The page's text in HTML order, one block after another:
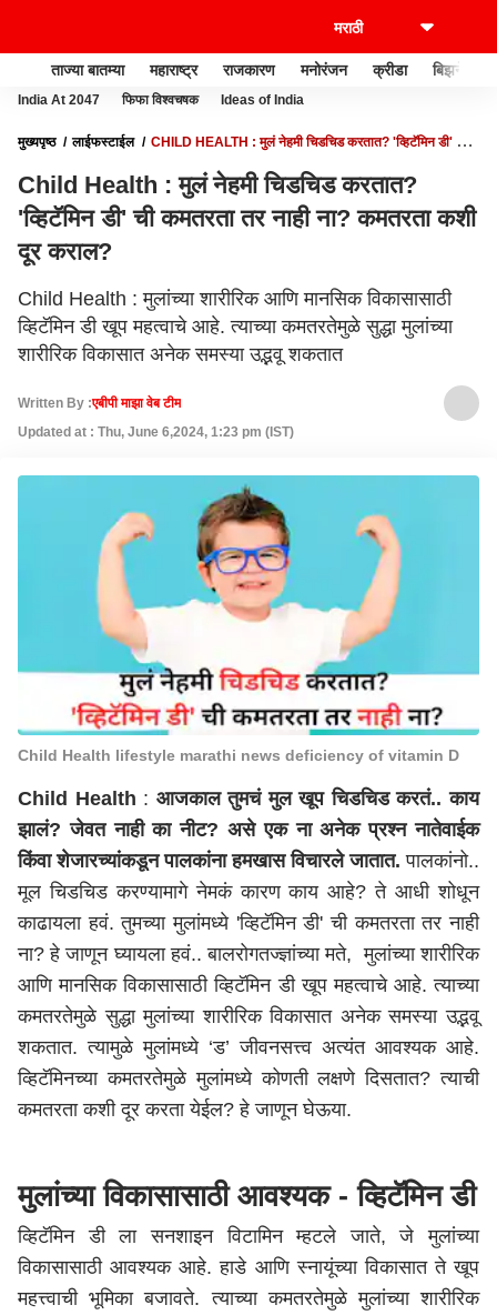
ताज्या बातम्या महाराष्ट्र राजकारण मनोरंजन क्रीडा बिझनेस
India At 2047 फिफा विश्वचषक Ideas of India
मुख्यपृष्ठ लाईफस्टाईल
CHILD HEALTH : मुलं नेहमी चिडचिड करतात? 'व्हिटॅमिन डी' ची
Child Health : मुलं नेहमी चिडचिड करतात?
'व्हिटॅमिन डी' ची कमतरता तर नाही ना? कमतरता कशी
दूर कराल?
Child Health : मुलांच्या शारीरिक आणि मानसिक विकासासाठी
व्हिटॅमिन डी खूप महत्वाचे आहे. त्याच्या कमतरतेमुळे सुद्धा मुलांच्या
शारीरिक विकासात अनेक समस्या उद्भवू शकतात
Written By :एबीपी माझा वेब टीम
Updated at : Thu, June 6,2024, 1:23 pm (IST)
Child Health lifestyle marathi news deficiency of vitamin D
Child Health : आजकाल तुमचं मुल खूप चिडचिड करतं.. काय
झालं? जेवत नाही का नीट? असे एक ना अनेक प्रश्न नातेवाईक
किंवा शेजारच्यांकडून पालकांना हमखास विचारले जातात. पालकांनो..
मूल चिडचिड करण्यामागे नेमकं कारण काय आहे? ते आधी शोधून
काढायला हवं. तुमच्या मुलांमध्ये 'व्हिटॅमिन डी' ची कमतरता तर नाही
ना? हे जाणून घ्यायला हवं.. बालरोगतज्ज्ञांच्या मते, मुलांच्या शारीरिक
आणि मानसिक विकासासाठी व्हिटॅमिन डी खूप महत्वाचे आहे. त्याच्या
कमतरतेमुळे सुद्धा मुलांच्या शारीरिक विकासात अनेक समस्या उद्भवू
शकतात. त्यामुळे मुलांमध्ये ‘ड’ जीवनसत्त्व अत्यंत आवश्यक आहे.
व्हिटॅमिनच्या कमतरतेमुळे मुलांमध्ये कोणती लक्षणे दिसतात? त्याची
कमतरता कशी दूर करता येईल? हे जाणून घेऊया.
मुलांच्या विकासासाठी आवश्यक - व्हिटॅमिन डी
व्हिटॅमिन डी ला सनशाइन विटामिन म्हटले जाते, जे मुलांच्या
विकासासाठी आवश्यक आहे. हाडे आणि स्नायूंच्या विकासात ते खूप
महत्त्वाची भूमिका बजावते. त्याच्या कमतरतेमुळे मुलांच्या शारीरिक